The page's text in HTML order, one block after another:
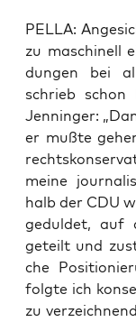
PELLA:
zu maschi­nell
dun­gen bei
schrieb schon
Jen­nin­ger:
er muß­te
mei­ne
halb der CDU
gedul­det, auf
geteilt und
che
folg­te ich
zu